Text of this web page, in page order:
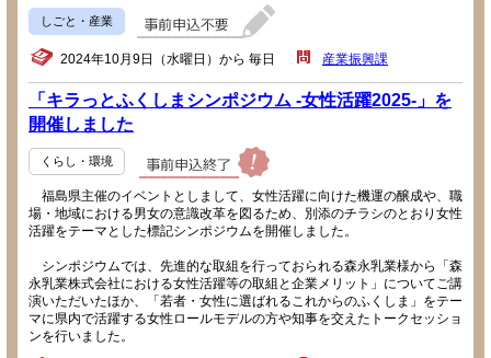
しごと・産業
2024年10月9日（水曜日）から 毎日 産業振興課
「キラっとふくしまシンポジウム -女性活躍2025-」を
開催しました
くらし・環境
福島県主催のイベントとしまして、女性活躍に向けた機運の醸成や、職
場・地域における男女の意識改革を図るため、別添のチラシのとおり女性
活躍をテーマとした標記シンポジウムを開催しました。
シンポジウムでは、先進的な取組を行っておられる森永乳業様から「森
永乳業株式会社における女性活躍等の取組と企業メリット」についてご講
演いただいたほか、「若者・女性に選ばれるこれからのふくしま」をテー
マに県内で活躍する女性ロールモデルの方や知事を交えたトークセッショ
ンを行いました。